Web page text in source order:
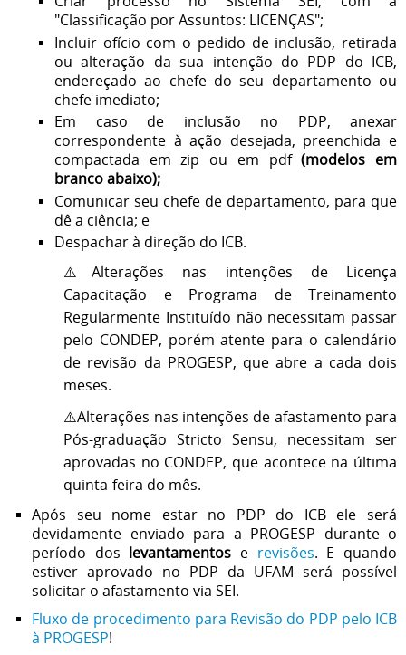
"Classificação por Assuntos: LICENÇAS";
Incluir ofício com o pedido de inclusão, retirada
ou alteração da sua intenção do PDP do ICB,
endereçado ao chefe do seu departamento ou
chefe imediato;
Em caso de inclusão no PDP, anexar
correspondente à ação desejada, preenchida e
compactada em zip ou em pdf(modelos em
branco abaixo);
Comunicar seu chefe de departamento, para que
dê a ciência; e
Despachar à direção do ICB.
⚠️Alterações nas intenções de Licença
Capacitação e Programa de Treinamento
Regularmente Instituído não necessitam passar
pelo CONDEP, porém atente para o calendário
de revisão da PROGESP, que abre a cada dois
meses.
⚠️Alterações nas intenções de afastamento para
Pós-graduação Stricto Sensu, necessitam ser
aprovadas no CONDEP, que acontece na última
quinta-feira do mês.
Após seu nome estar no PDP do ICB ele será
devidamente enviado para a PROGESP durante o
período dos levantamentos e revisões. E quando
estiver aprovado no PDP da UFAM será possível
solicitar o afastamento via SEI.
Fluxo de procedimento para Revisão do PDP pelo ICB
à PROGESP!